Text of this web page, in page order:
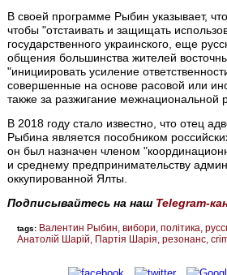
В своей программе Рыбин указывает,
чтобы "отстаивать и защищать
государственного украинского, еще
общения большинства жителей
"инициировать усиление
совершенные на основе расовой или
также за разжигание межнациональной
В 2018 году стало известно, что отец
Рыбина является пособником
он был назначен членом
и среднему предпринимательству
оккупированной Ялты.
Подписывайтесь на наш Telegram-
tags: Валентин Рыбин вибори політика
Анатолій Шарій
Партія Шарія резонанс